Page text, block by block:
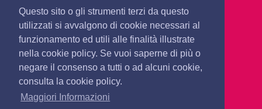
Questo sito o gli strumenti terzi da questo
utilizzati si avvalgono di cookie necessari al
funzionamento ed utili alle finalità illustrate
nella cookie policy. Se vuoi saperne di più o
negare il consenso a tutti o ad alcuni cookie,
consulta la cookie policy.
Maggiori Informazioni
SEGNALA UNA NOTIZIA
SEGNALA UN EVENTO
redazione@olbianotizie.it